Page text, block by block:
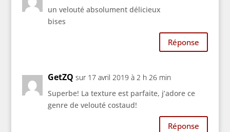
un velouté absolument délicieux
bises
Réponse
GetZQ sur 17 avril 2019 à 2 h 26 min
Superbe! La texture est parfaite, j’adore ce
genre de velouté costaud!
Réponse